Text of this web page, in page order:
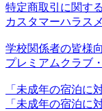
特定商取引に関す
カスタマーハラス
学校関係者の皆様
プレミアムクラブ
「未成年の宿泊に
「未成年の宿泊に